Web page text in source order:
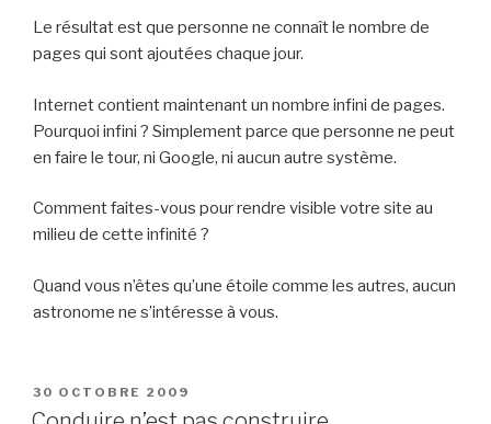
Le résultat est que personne ne connaît le nombre de
pages qui sont ajoutées chaque jour.
Internet contient maintenant un nombre infini de pages.
Pourquoi infini ? Simplement parce que personne ne peut
en faire le tour, ni Google, ni aucun autre système.
Comment faites-vous pour rendre visible votre site au
milieu de cette infinité ?
Quand vous n’êtes qu’une étoile comme les autres, aucun
astronome ne s’intéresse à vous.
PUBLIÉ
LE
30 OCTOBRE 2009